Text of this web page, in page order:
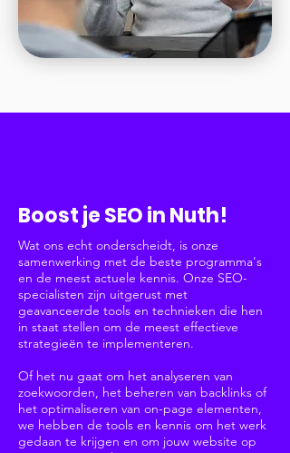
Boost je SEO in Nuth!
Wat ons echt onderscheidt, is onze
samenwerking met de beste programma's
en de meest actuele kennis. Onze SEO-
specialisten zijn uitgerust met
geavanceerde tools en technieken die hen
in staat stellen om de meest effectieve
strategieën te implementeren.
Of het nu gaat om het analyseren van
zoekwoorden, het beheren van backlinks of
het optimaliseren van on-page elementen,
we hebben de tools en kennis om het werk
gedaan te krijgen en om jouw website op